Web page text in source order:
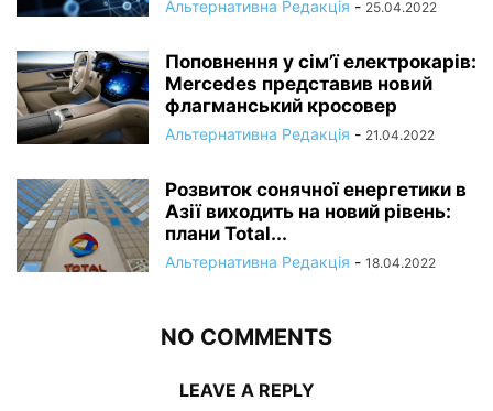
Альтернативна Редакція - 25.04.2022
Поповнення у сім’ї електрокарів:
Mercedes представив новий
флагманський кросовер
Альтернативна Редакція - 21.04.2022
Розвиток сонячної енергетики в
Азії виходить на новий рівень:
плани Total...
Альтернативна Редакція - 18.04.2022
NO COMMENTS
LEAVE A REPLY